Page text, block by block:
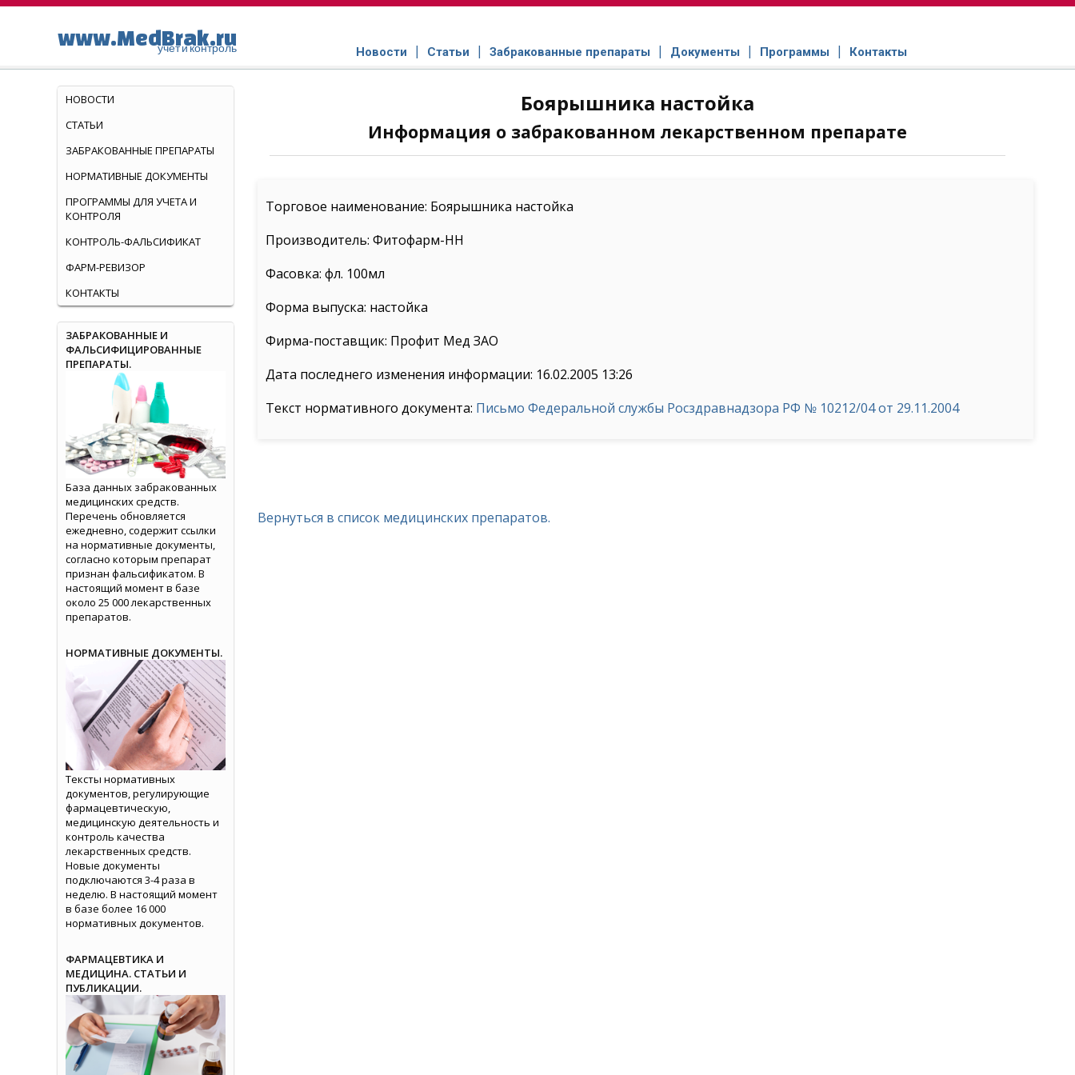
www.MedBrak.ru
учет и контроль Новости Статьи Забракованные препараты Документы Программы Контакты
Боярышника настойка
Информация о забракованном лекарственном препарате
Торговое наименование: Боярышника настойка
Производитель: Фитофарм-НН
Фасовка: фл. 100мл
Форма выпуска: настойка
Фирма-поставщик: Профит Мед ЗАО
Дата последнего изменения информации: 16.02.2005 13:26
Текст нормативного документа: Письмо Федеральной службы Росздравнадзора РФ № 10212/04 от 29.11.2004
Вернуться в список медицинских препаратов.
НОВОСТИ
СТАТЬИ
ЗАБРАКОВАННЫЕ ПРЕПАРАТЫ
НОРМАТИВНЫЕ ДОКУМЕНТЫ
ПРОГРАММЫ ДЛЯ УЧЕТА И
КОНТРОЛЯ
КОНТРОЛЬ-ФАЛЬСИФИКАТ
ФАРМ-РЕВИЗОР
КОНТАКТЫ
ЗАБРАКОВАННЫЕ И
ФАЛЬСИФИЦИРОВАННЫЕ
ПРЕПАРАТЫ.
База данных забракованных
медицинских средств.
Перечень обновляется
ежедневно, содержит ссылки
на нормативные документы,
согласно которым препарат
признан фальсификатом. В
настоящий момент в базе
около 25 000 лекарственных
препаратов.
НОРМАТИВНЫЕ ДОКУМЕНТЫ.
Тексты нормативных
документов, регулирующие
фармацевтическую,
медицинскую деятельность и
контроль качества
лекарственных средств.
Новые документы
подключаются 3-4 раза в
неделю. В настоящий момент
в базе более 16 000
нормативных документов.
ФАРМАЦЕВТИКА И
МЕДИЦИНА. СТАТЬИ И
ПУБЛИКАЦИИ.